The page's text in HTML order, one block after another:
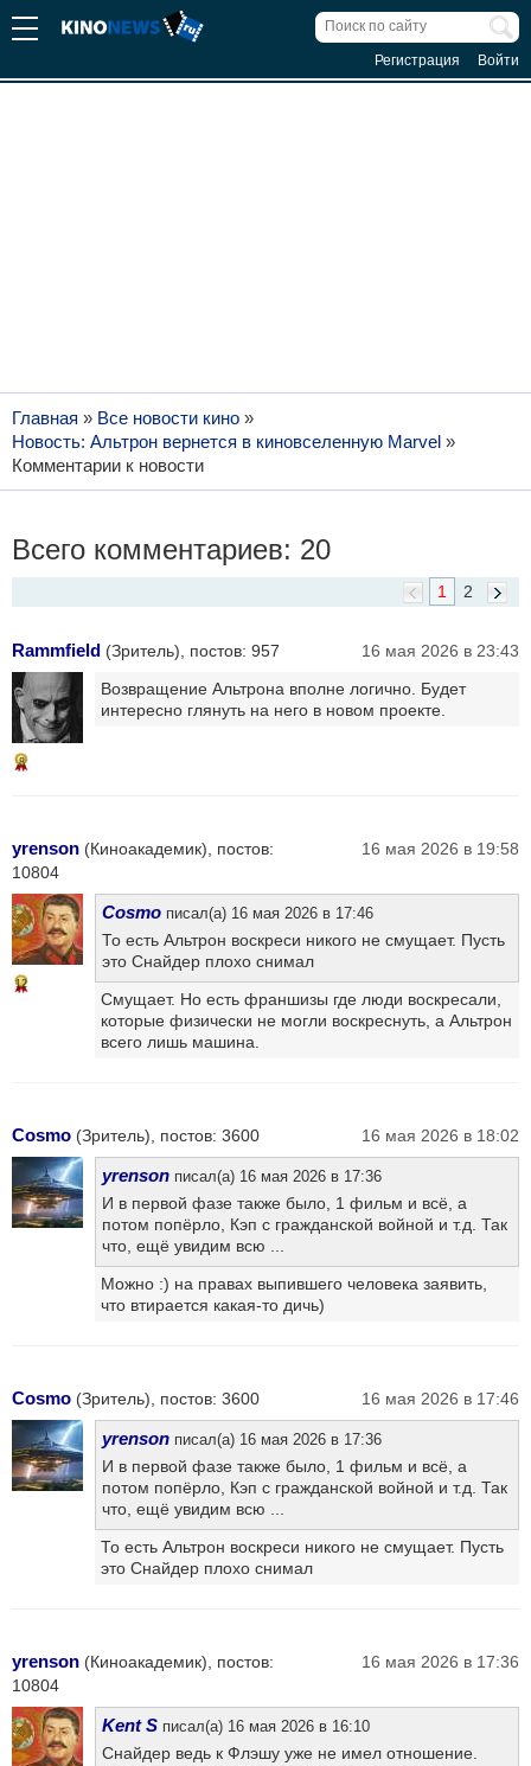
Регистрация Войти
Главная » Все новости кино »
Новость: Альтрон вернется в киновселенную Marvel »
Комментарии к новости
Всего комментариев: 20
2
1
Rammfield (Зритель), постов: 957 16 мая 2026 в 23:43
8
Возвращение Альтрона вполне логично. Будет
интересно глянуть на него в новом проекте.
yrenson (Киноакадемик), постов:
10804
16 мая 2026 в 19:58
12
Cosmo писал(а) 16 мая 2026 в 17:46
То есть Альтрон воскреси никого не смущает. Пусть
это Снайдер плохо снимал
Смущает. Но есть франшизы где люди воскресали,
которые физически не могли воскреснуть, а Альтрон
всего лишь машина.
Cosmo (Зритель), постов: 3600 16 мая 2026 в 18:02
yrenson писал(а) 16 мая 2026 в 17:36
И в первой фазе также было, 1 фильм и всё, а
потом попёрло, Кэп с гражданской войной и т.д. Так
что, ещё увидим всю ...
Можно :) на правах выпившего человека заявить,
что втирается какая-то дичь)
Cosmo (Зритель), постов: 3600 16 мая 2026 в 17:46
yrenson писал(а) 16 мая 2026 в 17:36
И в первой фазе также было, 1 фильм и всё, а
потом попёрло, Кэп с гражданской войной и т.д. Так
что, ещё увидим всю ...
То есть Альтрон воскреси никого не смущает. Пусть
это Снайдер плохо снимал
yrenson (Киноакадемик), постов:
10804
16 мая 2026 в 17:36
Kent S писал(а) 16 мая 2026 в 16:10
Снайдер ведь к Флэшу уже не имел отношение.